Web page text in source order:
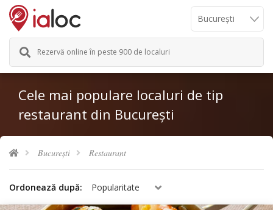
Rezervă online în peste 900 de localuri
Cele mai populare localuri de tip
restaurant din București
București Restaurant
Ordonează după: Popularitate